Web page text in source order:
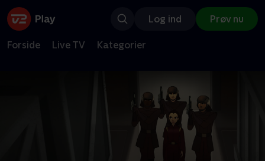
Log ind Prøv nu
Forside Live TV Kategorier